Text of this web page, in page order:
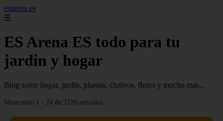
esarena.es
☰
ES Arena ES todo para tu
jardin y hogar
Blog sobre hogar, jardin, plantas, clutivos, flores y mucho más...
Mostrando 1 - 24 de 2120 artículos